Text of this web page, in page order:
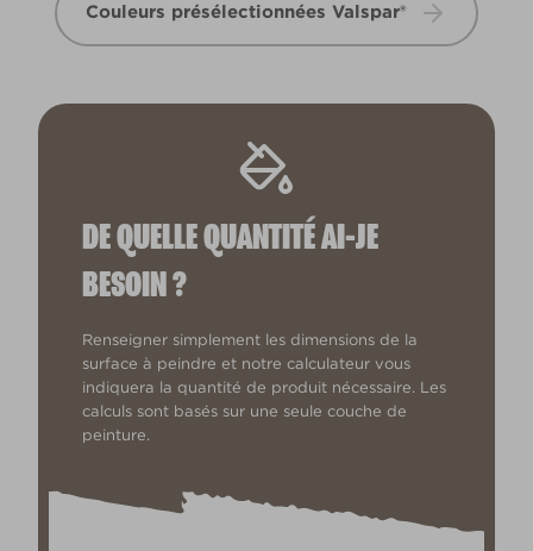
Couleurs présélectionnées Valspar®
DE QUELLE QUANTITÉ AI-JE
BESOIN ?
Renseigner simplement les dimensions de la
surface à peindre et notre calculateur vous
indiquera la quantité de produit nécessaire. Les
calculs sont basés sur une seule couche de
peinture.